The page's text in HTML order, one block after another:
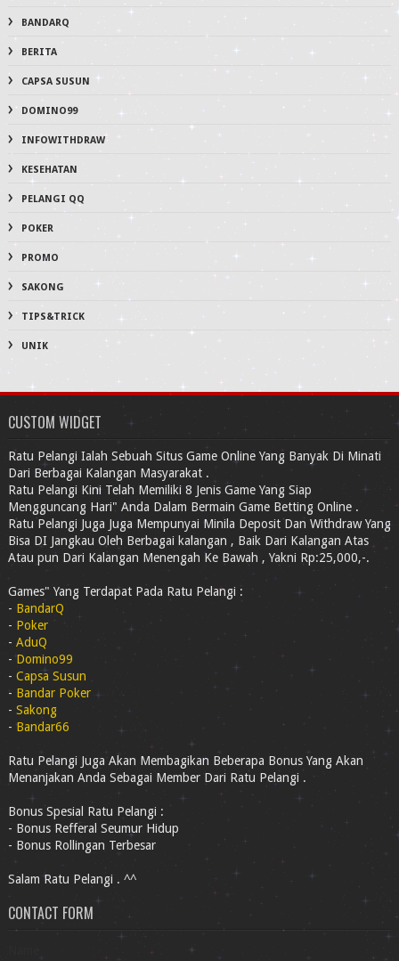
BANDARQ
BERITA
CAPSA SUSUN
DOMINO99
INFOWITHDRAW
KESEHATAN
PELANGI QQ
POKER
PROMO
SAKONG
TIPS&TRICK
UNIK
CUSTOM WIDGET
Ratu Pelangi Ialah Sebuah Situs Game Online Yang Banyak Di Minati
Dari Berbagai Kalangan Masyarakat .
Ratu Pelangi Kini Telah Memiliki 8 Jenis Game Yang Siap
Mengguncang Hari" Anda Dalam Bermain Game Betting Online .
Ratu Pelangi Juga Juga Mempunyai Minila Deposit Dan Withdraw Yang
Bisa DI Jangkau Oleh Berbagai kalangan , Baik Dari Kalangan Atas
Atau pun Dari Kalangan Menengah Ke Bawah , Yakni Rp:25,000,-.
Games" Yang Terdapat Pada Ratu Pelangi :
- BandarQ
- Poker
- AduQ
-Domino99
- Capsa Susun
- Bandar Poker
- Sakong
- Bandar66
Ratu Pelangi Juga Akan Membagikan Beberapa Bonus Yang Akan
Menanjakan Anda Sebagai Member Dari Ratu Pelangi .
Bonus Spesial Ratu Pelangi :
- Bonus Refferal Seumur Hidup
- Bonus Rollingan Terbesar
Salam Ratu Pelangi . ^^
CONTACT FORM